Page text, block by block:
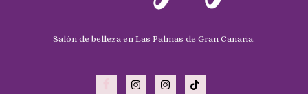
Salón de belleza en Las Palmas de Gran Canaria.